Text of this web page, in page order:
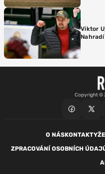
Viktor
Copyright ©
O NÁSKONTAKTY
ZPRACOVÁNÍ OSOBNÍCH